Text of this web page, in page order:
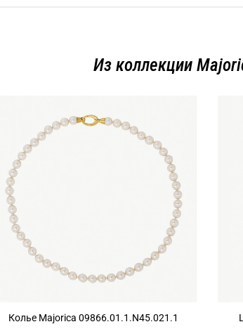
Из коллекции
Колье Majorica 09866.01.1.N45.021.1